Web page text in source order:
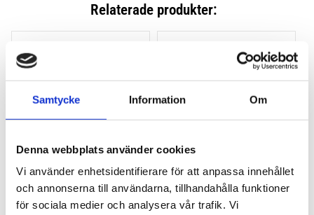
Samtycke Information Om
Denna webbplats använder cookies
Vi använder enhetsidentifierare för att anpassa innehållet
och annonserna till användarna, tillhandahålla funktioner
för sociala medier och analysera vår trafik. Vi
Relaterade produkter:
THULE CLAMP EVO 4-
PACK 710500
THULE CLAMP EDGE 4-
PACK 720500
Lägg